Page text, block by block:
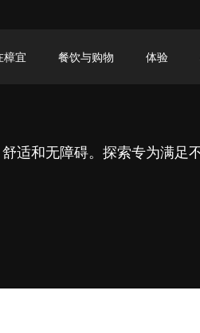
樟宜 餐饮与购物 体验
适和无障碍。探索专为满足